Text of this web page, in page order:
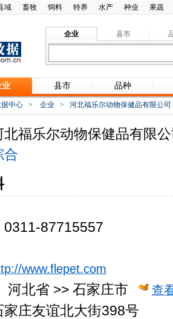
域 畜牧 饲料 特养 水产 种业 果蔬
企业 县市
业 县市 品种
中心 > 企业 > 河北福乐尔动物保健品有限公司
北福乐尔动物保健品有限
合
0311-87715557
www.flepet.com
河北省 >> 石家庄市 查
庄友谊北大街398号